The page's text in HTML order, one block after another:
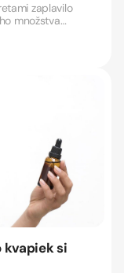
zaplavilo
množstva
kvapiek si